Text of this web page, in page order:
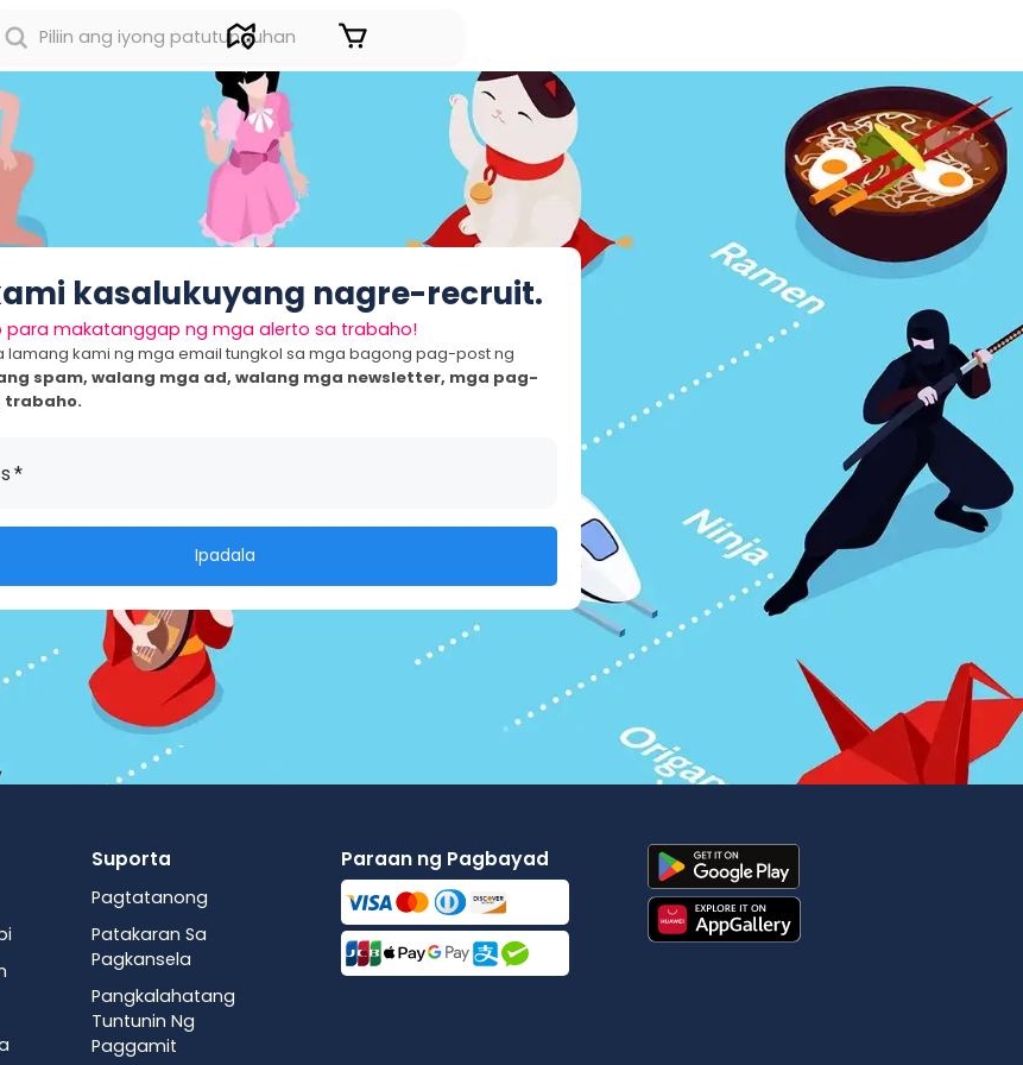
Sign in
kasalukuyang nagre-recruit.
para makatanggap ng mga alerto sa trabaho!
kami ng mga email tungkol sa mga bagong pag-post ng
spam, walang mga ad, walang mga newsletter, mga pag-
trabaho.
*
Ipadala
Suporta
Pagtatanong
Patakaran Sa
Pagkansela
Pangkalahatang
Tuntunin Ng
Paggamit
Paraan ng Pagbayad